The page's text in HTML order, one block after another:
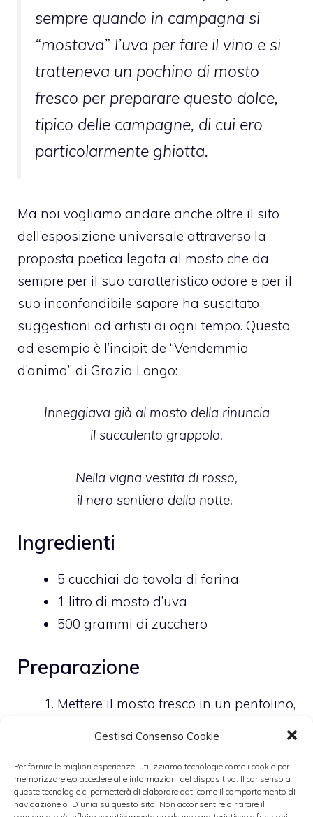
Gestisci Consenso Cookie
Per fornire le migliori esperienze, utilizziamo tecnologie come i cookie per
memorizzare e/o accedere alle informazioni del dispositivo. Il consenso a
queste tecnologie ci permetterà di elaborare dati come il comportamento di
navigazione o ID unici su questo sito. Non acconsentire o ritirare il
sempre quando in campagna si
“mostava” l’uva per fare il vino e si
tratteneva un pochino di mosto
fresco per preparare questo dolce,
tipico delle campagne, di cui ero
particolarmente ghiotta.
Ma noi vogliamo andare anche oltre il sito
dell’esposizione universale attraverso la
proposta poetica legata al mosto che da
sempre per il suo caratteristico odore e per il
suo inconfondibile sapore ha suscitato
suggestioni ad artisti di ogni tempo. Questo
ad esempio è l’incipit de “Vendemmia
d’anima” di Grazia Longo:
Inneggiava già al mosto della rinuncia
il succulento grappolo.
Nella vigna vestita di rosso,
il nero sentiero della notte.
Ingredienti
5 cucchiai da tavola di farina
1 litro di mosto d’uva
500 grammi di zucchero
Preparazione
Mettere il mosto fresco in un pentolino,
frusta per non fare grumi.
Mettere il tutto sul fuoco, lasciando